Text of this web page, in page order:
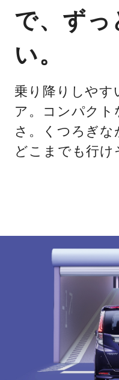
で、ずっ
い。
乗り降りしやす
ア。コンパクト
さ。くつろぎな
どこまでも行け